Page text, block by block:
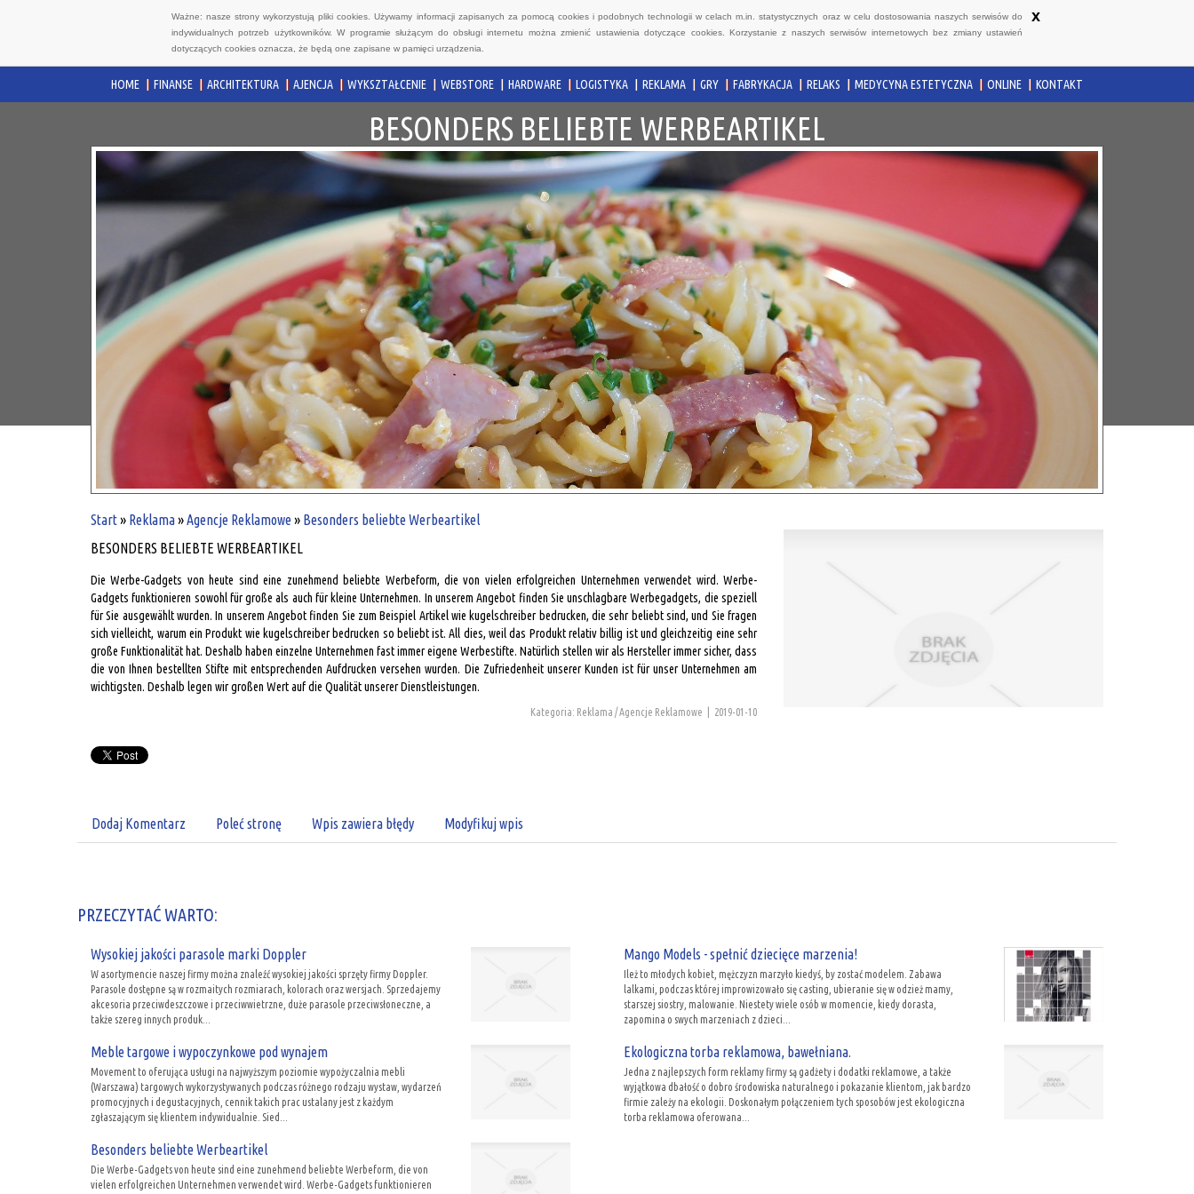
Ważne: nasze strony wykorzystują pliki cookies. Używamy informacji zapisanych za pomocą cookies i podobnych technologii w celach m.in. statystycznych oraz w celu dostosowania naszych serwisów do
indywidualnych potrzeb użytkowników. W programie służącym do obsługi internetu można zmienić ustawienia dotyczące cookies. Korzystanie z naszych serwisów internetowych bez zmiany ustawień
dotyczących cookies oznacza, że będą one zapisane w pamięci urządzenia.
x
HOME FINANSE ARCHITEKTURA AJENCJA WYKSZTAŁCENIE WEBSTORE HARDWARE LOGISTYKA REKLAMA GRY FABRYKACJA RELAKS MEDYCYNA ESTETYCZNA ONLINE KONTAKT
BESONDERS BELIEBTE WERBEARTIKEL
Start» Reklama»Agencje Reklamowe» Besonders beliebte Werbeartikel
BESONDERS BELIEBTE WERBEARTIKEL
Die Werbe-Gadgets von heute sind eine zunehmend beliebte Werbeform, die von vielen erfolgreichen Unternehmen verwendet wird. Werbe-
Gadgets funktionieren sowohl für große als auch für kleine Unternehmen. In unserem Angebot finden Sie unschlagbare Werbegadgets, die speziell
für Sie ausgewählt wurden. In unserem Angebot finden Sie zum Beispiel Artikel wie kugelschreiber bedrucken, die sehr beliebt sind, und Sie fragen
sich vielleicht, warum ein Produkt wie kugelschreiber bedrucken so beliebt ist. All dies, weil das Produkt relativ billig ist und gleichzeitig eine sehr
große Funktionalität hat. Deshalb haben einzelne Unternehmen fast immer eigene Werbestifte. Natürlich stellen wir als Hersteller immer sicher, dass
die von Ihnen bestellten Stifte mit entsprechenden Aufdrucken versehen wurden. Die Zufriedenheit unserer Kunden ist für unser Unternehmen am
wichtigsten. Deshalb legen wir großen Wert auf die Qualität unserer Dienstleistungen.
Kategoria: Reklama / Agencje Reklamowe 2019-01-10
Dodaj Komentarz Poleć stronę Wpis zawiera błędy Modyfikuj wpis
PRZECZYTAĆ WARTO:
Wysokiej jakości parasole marki Doppler
W asortymencie naszej firmy można znaleźć wysokiej jakości sprzęty firmy Doppler.
Parasole dostępne są w rozmaitych rozmiarach, kolorach oraz wersjach. Sprzedajemy
akcesoria przeciwdeszczowe i przeciwwietrzne, duże parasole przeciwsłoneczne, a
także szereg innych produk...
Mango Models - spełnić dziecięce marzenia!
Ileż to młodych kobiet, mężczyzn marzyło kiedyś, by zostać modelem. Zabawa
lalkami, podczas której improwizowało się casting, ubieranie się w odzież mamy,
starszej siostry, malowanie. Niestety wiele osób w momencie, kiedy dorasta,
zapomina o swych marzeniach z dzieci...
Meble targowe i wypoczynkowe pod wynajem
Movement to oferująca usługi na najwyższym poziomie wypożyczalnia mebli
(Warszawa) targowych wykorzystywanych podczas różnego rodzaju wystaw, wydarzeń
promocyjnych i degustacyjnych, cennik takich prac ustalany jest z każdym
zgłaszającym się klientem indywidualnie. Sied...
Ekologiczna torba reklamowa, bawełniana.
Jedna z najlepszych form reklamy firmy są gadżety i dodatki reklamowe, a także
wyjątkowa dbałość o dobro środowiska naturalnego i pokazanie klientom, jak bardzo
firmie zależy na ekologii. Doskonałym połączeniem tych sposobów jest ekologiczna
torba reklamowa oferowana...
Besonders beliebte Werbeartikel
Die Werbe-Gadgets von heute sind eine zunehmend beliebte Werbeform, die von
vielen erfolgreichen Unternehmen verwendet wird. Werbe-Gadgets funktionieren